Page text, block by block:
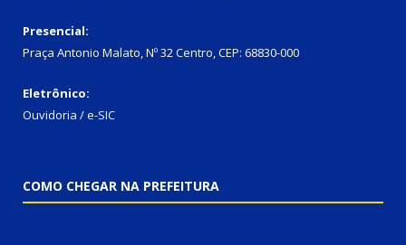
Presencial:
Praça Antonio Malato, Nº 32 Centro, CEP: 68830-000
Eletrônico:
Ouvidoria / e-SIC
COMO CHEGAR NA PREFEITURA